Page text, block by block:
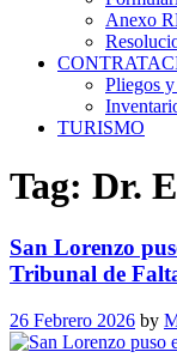
Anexo
Pliegos
TURISMO
Tag: Dr.
San Lorenzo
Tribunal de
26 Febrero 2026 by